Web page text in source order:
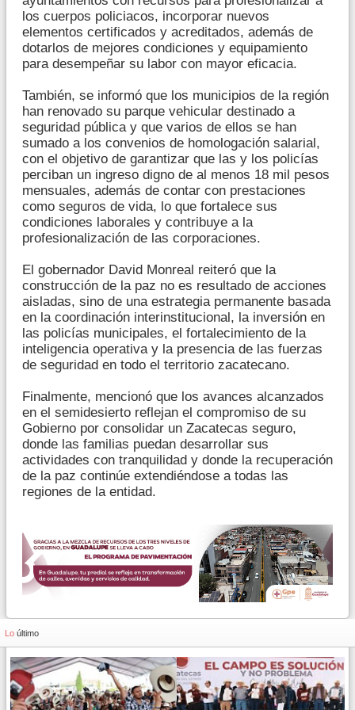
los cuerpos policiacos, incorporar nuevos
elementos certificados y acreditados, además de
dotarlos de mejores condiciones y equipamiento
para desempeñar su labor con mayor eficacia.
También, se informó que los municipios de la región
han renovado su parque vehicular destinado a
seguridad pública y que varios de ellos se han
sumado a los convenios de homologación salarial,
con el objetivo de garantizar que las y los policías
perciban un ingreso digno de al menos 18 mil pesos
mensuales, además de contar con prestaciones
como seguros de vida, lo que fortalece sus
condiciones laborales y contribuye a la
profesionalización de las corporaciones.
El gobernador David Monreal reiteró que la
construcción de la paz no es resultado de acciones
aisladas, sino de una estrategia permanente basada
en la coordinación interinstitucional, la inversión en
las policías municipales, el fortalecimiento de la
inteligencia operativa y la presencia de las fuerzas
de seguridad en todo el territorio zacatecano.
Finalmente, mencionó que los avances alcanzados
en el semidesierto reflejan el compromiso de su
Gobierno por consolidar un Zacatecas seguro,
donde las familias puedan desarrollar sus
actividades con tranquilidad y donde la recuperación
de la paz continúe extendiéndose a todas las
regiones de la entidad.
Lo último